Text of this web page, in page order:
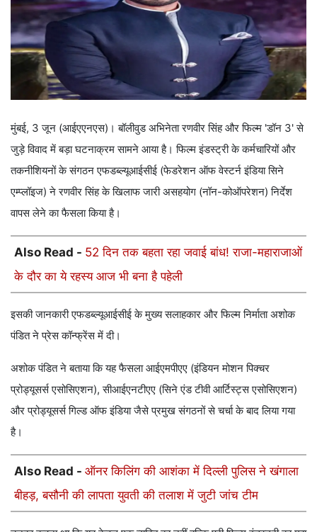
मुंबई, 3 जून (आईएएनएस)। बॉलीवुड अभिनेता रणवीर सिंह और फिल्म 'डॉन 3' से
जुड़े विवाद में बड़ा घटनाक्रम सामने आया है। फिल्म इंडस्ट्री के कर्मचारियों और
तकनीशियनों के संगठन एफडब्ल्यूआईसीई (फेडरेशन ऑफ वेस्टर्न इंडिया सिने
एम्प्लॉइज) ने रणवीर सिंह के खिलाफ जारी असहयोग (नॉन-कोऑपरेशन) निर्देश
वापस लेने का फैसला किया है।
Also Read - 52 दिन तक बहता रहा जवाई बांध! राजा-महाराजाओं
के दौर का ये रहस्य आज भी बना है पहेली
इसकी जानकारी एफडब्ल्यूआईसीई के मुख्य सलाहकार और फिल्म निर्माता अशोक
पंडित ने प्रेस कॉन्फ्रेंस में दी।
अशोक पंडित ने बताया कि यह फैसला आईएमपीएए (इंडियन मोशन पिक्चर
प्रोड्यूसर्स एसोसिएशन), सीआईएनटीएए (सिने एंड टीवी आर्टिस्ट्स एसोसिएशन)
और प्रोड्यूसर्स गिल्ड ऑफ इंडिया जैसे प्रमुख संगठनों से चर्चा के बाद लिया गया
है।
Also Read - ऑनर किलिंग की आशंका में दिल्ली पुलिस ने खंगाला
बीहड़, बसौनी की लापता युवती की तलाश में जुटी जांच टीम